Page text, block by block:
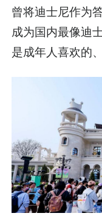
曾将迪士尼作为
成为国内最像迪
是成年人喜欢的